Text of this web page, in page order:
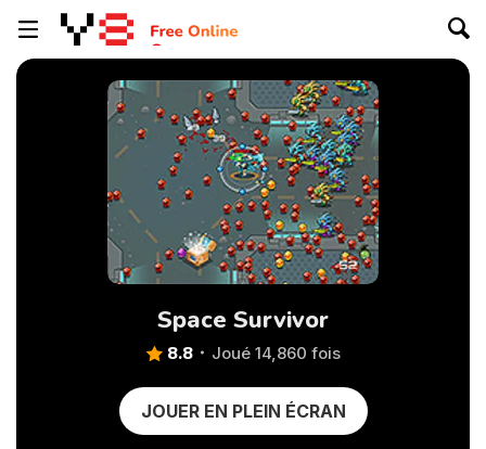
Space Survivor
8.8 Joué 14,860 fois
JOUER EN PLEIN ÉCRAN